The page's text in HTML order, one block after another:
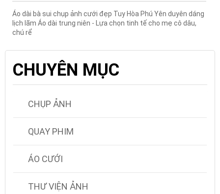
Áo dài bà sui chụp ảnh cưới đẹp Tuy Hòa Phú Yên duyên dáng
lịch lãm Áo dài trung niên - Lựa chọn tinh tế cho mẹ cô dâu,
chú rể
CHUYÊN MỤC
CHỤP ẢNH
QUAY PHIM
ÁO CƯỚI
THƯ VIỆN ẢNH